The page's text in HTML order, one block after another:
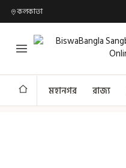
কলকাতা
মহানগর রাজ্য